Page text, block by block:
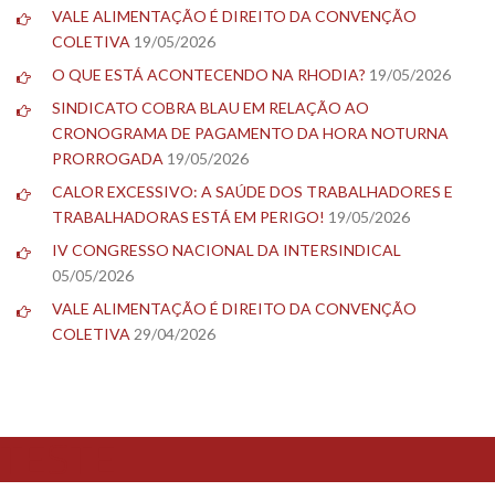
VALE ALIMENTAÇÃO É DIREITO DA CONVENÇÃO
COLETIVA 19/05/2026
O QUE ESTÁ ACONTECENDO NA RHODIA? 19/05/2026
SINDICATO COBRA BLAU EM RELAÇÃO AO
CRONOGRAMA DE PAGAMENTO DA HORA NOTURNA
PRORROGADA 19/05/2026
CALOR EXCESSIVO: A SAÚDE DOS TRABALHADORES E
TRABALHADORAS ESTÁ EM PERIGO! 19/05/2026
IV CONGRESSO NACIONAL DA INTERSINDICAL
05/05/2026
VALE ALIMENTAÇÃO É DIREITO DA CONVENÇÃO
COLETIVA29/04/2026